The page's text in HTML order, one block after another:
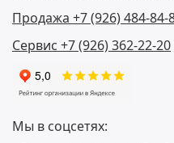
Продажа +7 (926) 484-84-
Сервис +7 (926) 362-22-20
Мы в соцсетях: